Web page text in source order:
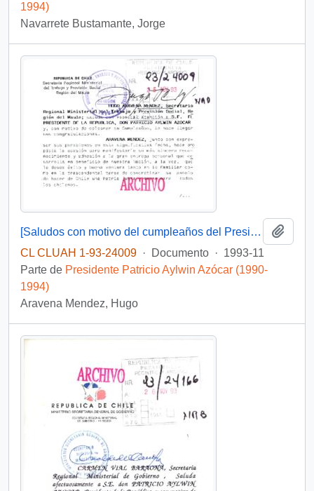
1994)
Navarrete Bustamante, Jorge
[Saludos con motivo del cumpleaños del Presidente]
CL CLUAH 1-93-24009 · Documento · 1993-11
Parte de Presidente Patricio Aylwin Azócar (1990-
1994)
Aravena Mendez, Hugo